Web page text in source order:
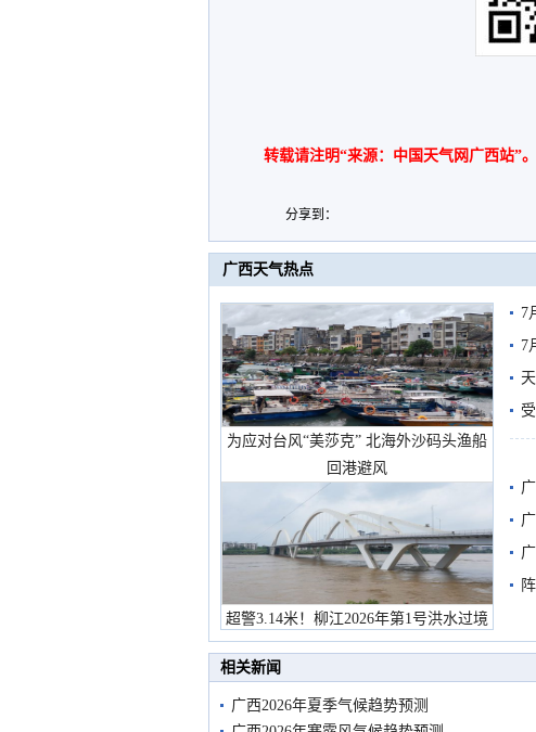
转载请注明“来源：中国天气网广西站”。
分享到：
广西天气热点
为应对台风“美莎克” 北海外沙码头渔船
回港避风
超警3.14米！柳江2026年第1号洪水过境
市民在堤岸见证汛况
7
7
相关新闻
广西2026年夏季气候趋势预测